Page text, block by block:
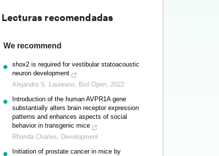
Lecturas recomendadas
We recommend
shox2 is required for vestibular statoacoustic
neuron development
Alejandra S. Laureano, Biol Open, 2022
Introduction of the human AVPR1A gene
substantially alters brain receptor expression
patterns and enhances aspects of social
behavior in transgenic mice
Rhonda Charles, Development
Initiation of prostate cancer in mice by